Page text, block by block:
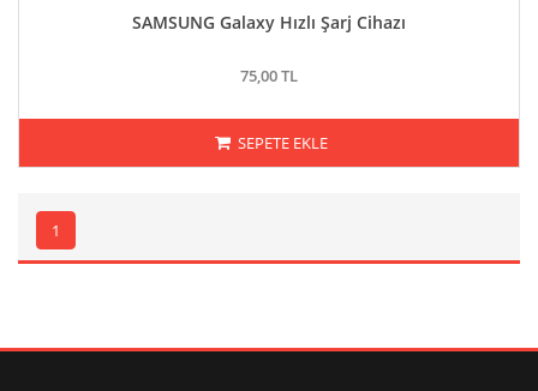
SAMSUNG Galaxy Hızlı Şarj Cihazı
75,00 TL
SEPETE EKLE
1